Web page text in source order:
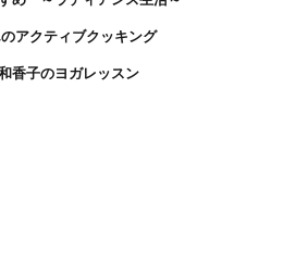
アクティブクッキング
香子のヨガレッスン